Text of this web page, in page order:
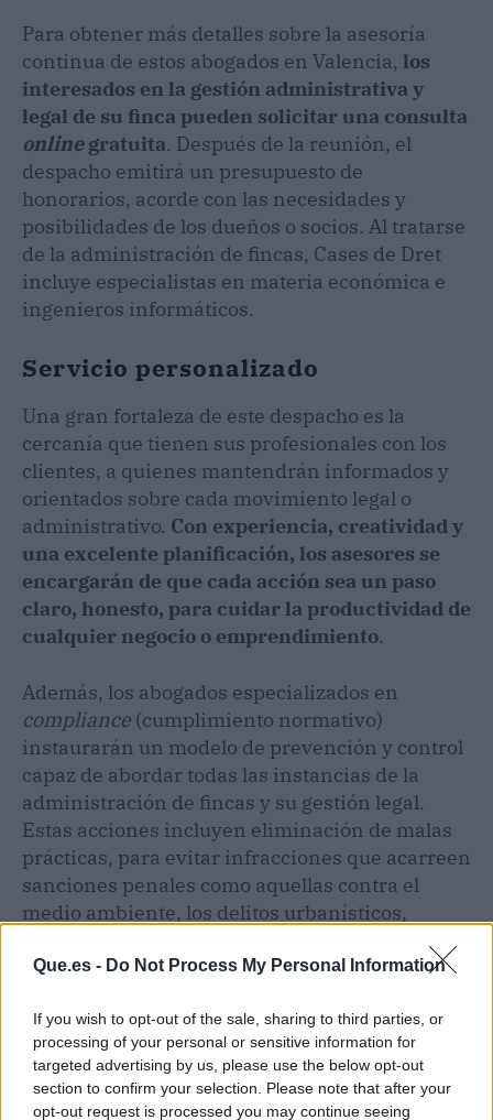
Que.es - Do Not Process My Personal Information
If you wish to opt-out of the sale, sharing to third parties, or
processing of your personal or sensitive information for
targeted advertising by us, please use the below opt-out
section to confirm your selection. Please note that after your
opt-out request is processed you may continue seeing
Para obtener más detalles sobre la asesoría
continua de estos abogados en Valencia, los
interesados en la gestión administrativa y
legal de su finca pueden solicitar una consulta
onlinegratuita. Después de la reunión, el
despacho emitirá un presupuesto de
honorarios, acorde con las necesidades y
posibilidades de los dueños o socios. Al tratarse
de la administración de fincas, Cases de Dret
incluye especialistas en materia económica e
ingenieros informáticos.
Servicio personalizado
Una gran fortaleza de este despacho es la
cercanía que tienen sus profesionales con los
clientes, a quienes mantendrán informados y
orientados sobre cada movimiento legal o
administrativo. Con experiencia, creatividad y
una excelente planificación, los asesores se
encargarán de que cada acción sea un paso
claro, honesto, para cuidar la productividad de
cualquier negocio o emprendimiento.
Además, los abogados especializados en
compliance (cumplimiento normativo)
instaurarán un modelo de prevención y control
capaz de abordar todas las instancias de la
administración de fincas y su gestión legal.
Estas acciones incluyen eliminación de malas
prácticas, para evitar infracciones que acarreen
sanciones penales como aquellas contra el
medio ambiente, los delitos urbanísticos,
riesgos laborales, delitos contra la Hacienda
Pública y la Seguridad Social, etc.
Tanto las fincas, como todas las empresas de la
Comunidad Valenciana, cuentan con servicios
personalizados de Cases de Dret. Con estos
expertos en planificación patrimonial,